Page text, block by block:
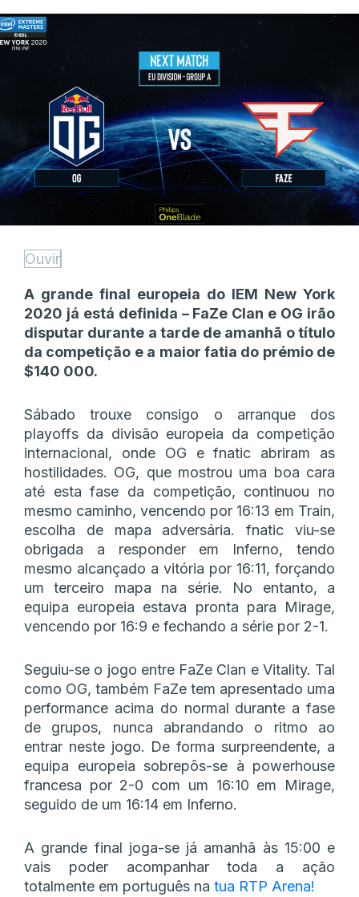
Ouvir
A grande final europeia do IEM New York
2020 já está definida – FaZe Clan e OG irão
disputar durante a tarde de amanhã o título
da competição e a maior fatia do prémio de
$140 000.
Sábado trouxe consigo o arranque dos
playoffs da divisão europeia da competição
internacional, onde OG e fnatic abriram as
hostilidades. OG, que mostrou uma boa cara
até esta fase da competição, continuou no
mesmo caminho, vencendo por 16:13 em Train,
escolha de mapa adversária. fnatic viu-se
obrigada a responder em Inferno, tendo
mesmo alcançado a vitória por 16:11, forçando
um terceiro mapa na série. No entanto, a
equipa europeia estava pronta para Mirage,
vencendo por 16:9 e fechando a série por 2-1.
Seguiu-se o jogo entre FaZe Clan e Vitality. Tal
como OG, também FaZe tem apresentado uma
performance acima do normal durante a fase
de grupos, nunca abrandando o ritmo ao
entrar neste jogo. De forma surpreendente, a
equipa europeia sobrepôs-se à powerhouse
francesa por 2-0 com um 16:10 em Mirage,
seguido de um 16:14 em Inferno.
A grande final joga-se já amanhã às 15:00 e
vais poder acompanhar toda a ação
totalmente em português na tua RTP Arena!